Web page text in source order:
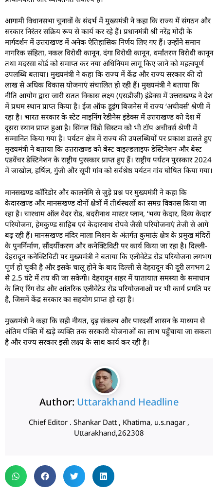
आगामी विधानसभा चुनावों के संदर्भ में मुख्यमंत्री ने कहा कि राज्य में संगठन और
सरकार निरंतर सक्रिय रूप से कार्य कर रहे हैं। प्रधानमंत्री श्री नरेंद्र मोदी के
मार्गदर्शन में उत्तराखण्ड में अनेक ऐतिहासिक निर्णय लिए गए हैं। उन्होंने समान
नागरिक संहिता, नकल विरोधी कानून, दंगा विरोधी कानून, धर्मांतरण विरोधी कानून
तथा मदरसा बोर्ड को समाप्त कर नया अधिनियम लागू किए जाने को महत्वपूर्ण
उपलब्धि बताया। मुख्यमंत्री ने कहा कि राज्य में केंद्र और राज्य सरकार की दो
लाख से अधिक विकास योजनाएं संचालित हो रही हैं। मुख्यमंत्री ने बताया कि
नीति आयोग द्वारा जारी सतत विकास लक्ष्य (एसडीजी) इंडेक्स में उत्तराखण्ड ने देश
में प्रथम स्थान प्राप्त किया है। ईज ऑफ डूइंग बिजनेस में राज्य ‘अचीवर्स’ श्रेणी में
रहा है। भारत सरकार के स्टेट माइनिंग रेडीनेस इंडेक्स में उत्तराखण्ड को देश में
दूसरा स्थान प्राप्त हुआ है। सिंगल विंडो सिस्टम को भी टॉप अचीवर्स श्रेणी में
सम्मानित किया गया है। पर्यटन क्षेत्र में राज्य की उपलब्धियों पर प्रकाश डालते हुए
मुख्यमंत्री ने बताया कि उत्तराखण्ड को बेस्ट वाइल्डलाइफ डेस्टिनेशन और बेस्ट
एडवेंचर डेस्टिनेशन के राष्ट्रीय पुरस्कार प्राप्त हुए हैं। राष्ट्रीय पर्यटन पुरस्कार 2024
में जाखोल, हर्षिल, गुंजी और सूपी गांव को सर्वश्रेष्ठ पर्यटन गांव घोषित किया गया।
मानसखण्ड कॉरिडोर और कालनेमि से जुड़े प्रश्न पर मुख्यमंत्री ने कहा कि
केदारखण्ड और मानसखण्ड दोनों क्षेत्रों में तीर्थस्थलों का समग्र विकास किया जा
रहा है। चारधाम ऑल वेदर रोड, बदरीनाथ मास्टर प्लान, ‘भव्य केदार, दिव्य केदार’
परियोजना, हेमकुण्ड साहिब एवं केदारनाथ रोपवे जैसी परियोजनाएं तेजी से आगे
बढ़ रही हैं। मानसखण्ड मंदिर माला मिशन के अंतर्गत कुमाऊं क्षेत्र के प्रमुख मंदिरों
के पुनर्निर्माण, सौंदर्यीकरण और कनेक्टिविटी पर कार्य किया जा रहा है। दिल्ली-
देहरादून कनेक्टिविटी पर मुख्यमंत्री ने बताया कि एलीवेटेड रोड परियोजना लगभग
पूर्ण हो चुकी है और इसके चालू होने के बाद दिल्ली से देहरादून की दूरी लगभग 2
से 2.5 घंटे में तय की जा सकेगी। देहरादून शहर में यातायात समस्या के समाधान
के लिए रिंग रोड और आंतरिक एलीवेटेड रोड परियोजनाओं पर भी कार्य प्रगति पर
है, जिसमें केंद्र सरकार का सहयोग प्राप्त हो रहा है।
मुख्यमंत्री ने कहा कि सही नीयत, दृढ़ संकल्प और पारदर्शी शासन के माध्यम से
अंतिम पंक्ति में खड़े व्यक्ति तक सरकारी योजनाओं का लाभ पहुँचाया जा सकता
है और राज्य सरकार इसी लक्ष्य के साथ कार्य कर रही है।
Author: Uttarakhand Headline
Chief Editor . Shankar Datt , Khatima, u.s.nagar ,
Uttarakhand,262308